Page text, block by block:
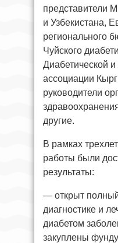
представители
и Узбекистана,
регионального
Чуйского
Диабетической и
ассоциации
руководители
другие.
В рамках
работы были
результаты:
— открыт
диагностике и
диабетом
закуплены